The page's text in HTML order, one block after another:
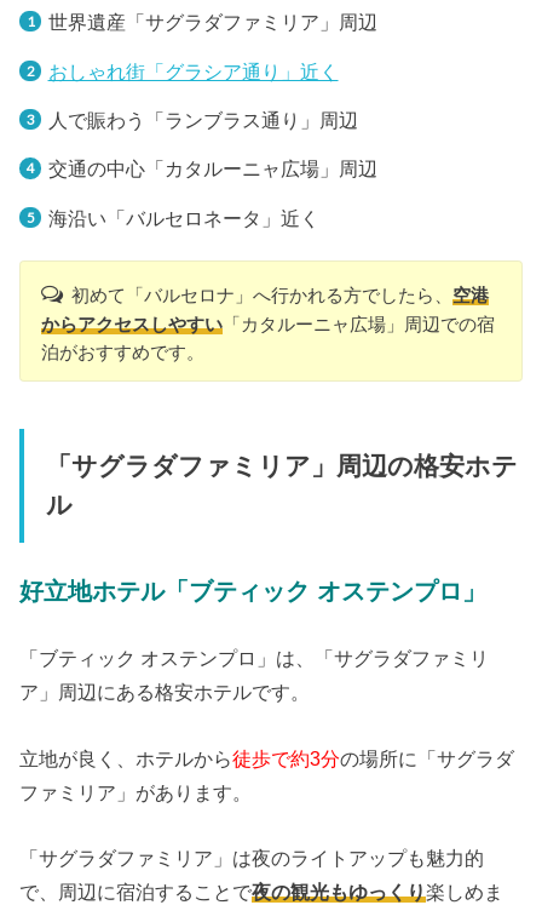
世界遺産「サグラダファミリア」周辺
おしゃれ街「グラシア通り」近く
人で賑わう「ランブラス通り」周辺
交通の中心「カタルーニャ広場」周辺
海沿い「バルセロネータ」近く
初めて「バルセロナ」へ行かれる方でしたら、 空港
からアクセスしやすい 「カタルーニャ広場」周辺での宿
泊がおすすめです。
「サグラダファミリア」周辺の格安ホテ
ル
好立地ホテル「ブティック オステンプロ」
「ブティック オステンプロ」は、「サグラダファミリ
ア」周辺にある格安ホテルです。
立地が良く、ホテルから徒歩で約3分の場所に「サグラダ
ファミリア」があります。
「サグラダファミリア」は夜のライトアップも魅力的
で、周辺に宿泊することで夜の観光もゆっくり楽しめま